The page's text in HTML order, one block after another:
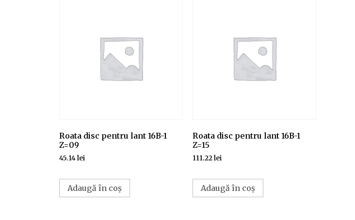
Roata disc pentru lant 16B-1
Z=09
45.14lei
Adaugă în coș
Roata disc pentru lant 16B-1
Z=15
111.22lei
Adaugă în coș